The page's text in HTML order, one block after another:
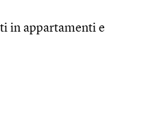
in appartamenti e